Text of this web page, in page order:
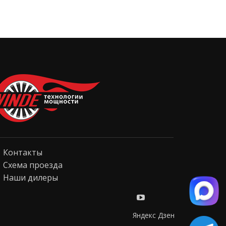
Контакты
Схема проезда
Наши дилеры
Яндекс Дзен